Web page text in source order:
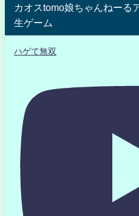
カオスtomo娘ちゃんねーる
生ゲーム
ハゲて無双